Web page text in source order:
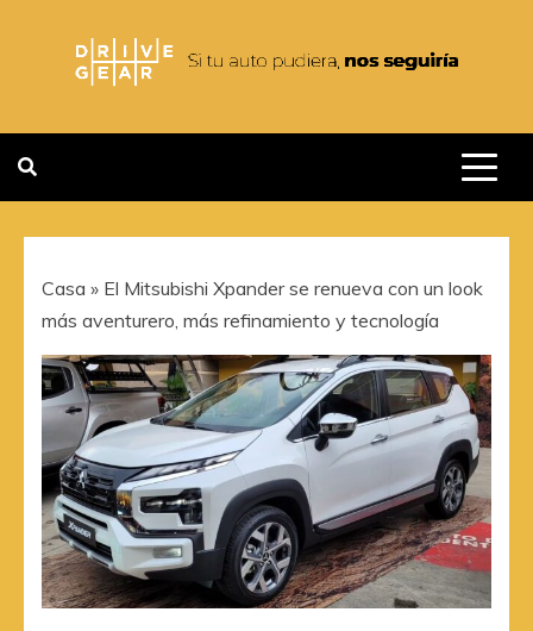
contenido
DRIVEGEAR
Casa » El Mitsubishi Xpander se renueva con un look
más aventurero, más refinamiento y tecnología